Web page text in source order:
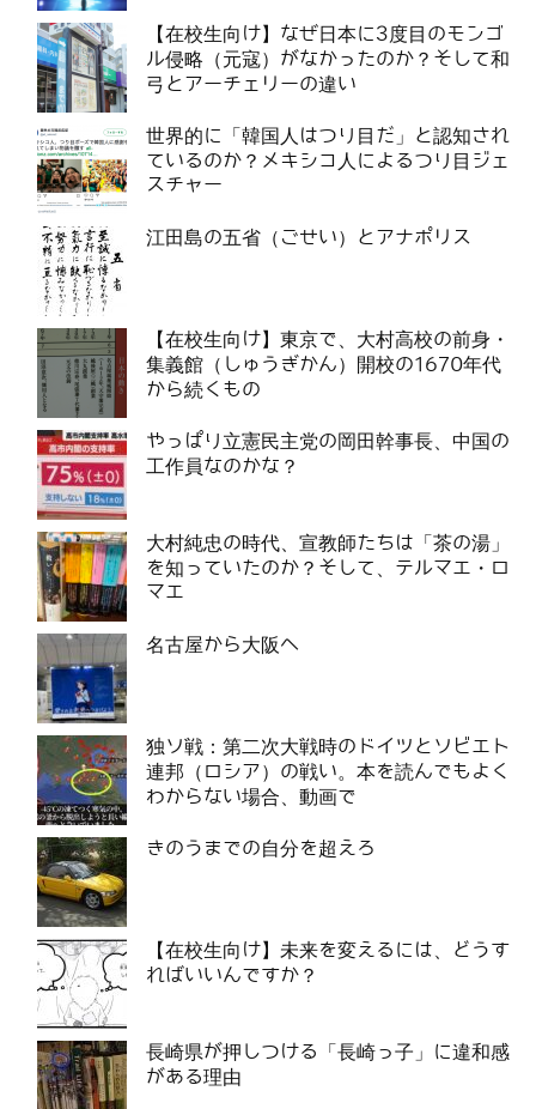
【在校生向け】なぜ日本に3度目のモンゴ
ル侵略（元寇）がなかったのか？そして和
弓とアーチェリーの違い
世界的に「韓国人はつり目だ」と認知され
ているのか？メキシコ人によるつり目ジェ
スチャー
江田島の五省（ごせい）とアナポリス
【在校生向け】東京で、大村高校の前身・
集義館（しゅうぎかん）開校の1670年代
から続くもの
やっぱり立憲民主党の岡田幹事長、中国の
工作員なのかな？
大村純忠の時代、宣教師たちは「茶の湯」
を知っていたのか？そして、テルマエ・ロ
マエ
名古屋から大阪へ
独ソ戦：第二次大戦時のドイツとソビエト
連邦（ロシア）の戦い。本を読んでもよく
わからない場合、動画で
きのうまでの自分を超えろ
【在校生向け】未来を変えるには、どうす
ればいいんですか？
長崎県が押しつける「長崎っ子」に違和感
がある理由